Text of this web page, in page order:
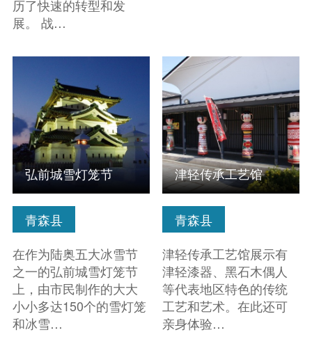
历了快速的转型和发
展。 战…
青森县
在作为陆奥五大冰雪节
之一的弘前城雪灯笼节
上，由市民制作的大大
小小多达150个的雪灯笼
和冰雪…
弘前城雪灯笼节
青森县
津轻传承工艺馆展示有
津轻漆器、黑石木偶人
等代表地区特色的传统
工艺和艺术。在此还可
亲身体验…
查看信息
津轻传承工艺馆